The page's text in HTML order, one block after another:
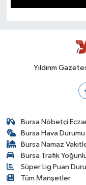
Yıldırım
Bursa Nöbetçi
Bursa Hava Durumu
Bursa Namaz
Bursa Trafik
Süper Lig Puan
Tüm Manşetler